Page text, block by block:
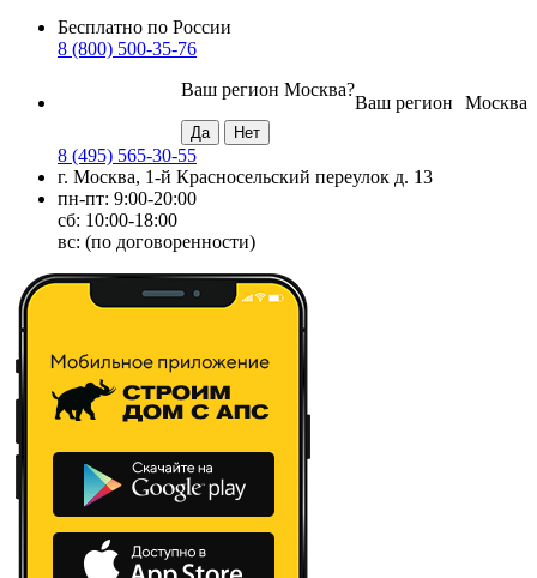
Бесплатно по России
8 (800) 500-35-76
Москва
Ваш регион
Ваш регион Москва?
8 (495) 565-30-55
г. Москва, 1-й Красносельский переулок д. 13
пн-пт: 9:00-20:00
сб: 10:00-18:00
вс: (по договоренности)